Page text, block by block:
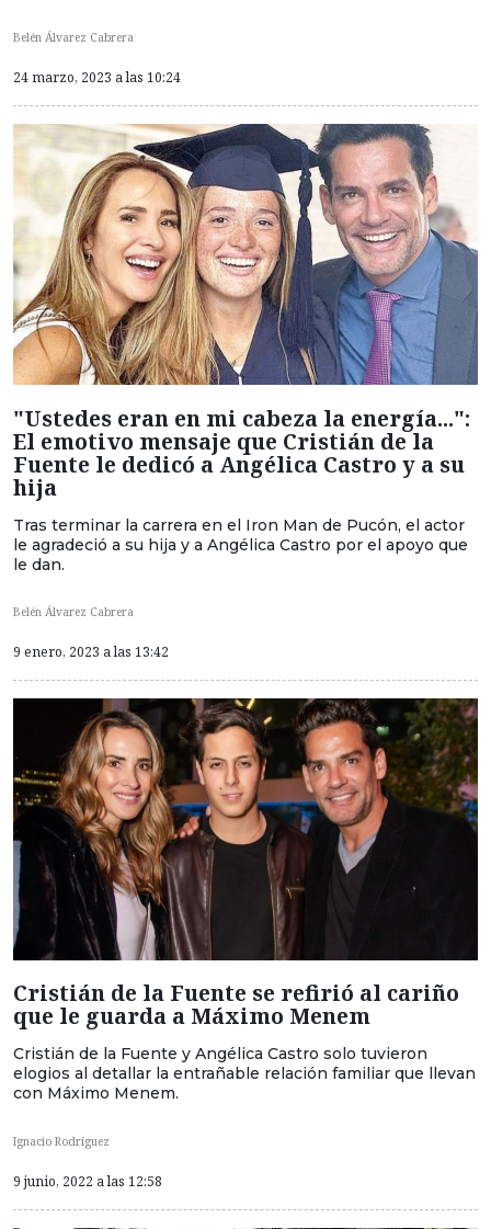
Belén Álvarez Cabrera
24 marzo, 2023 a las 10:24
"Ustedes eran en mi cabeza la energía...":
El emotivo mensaje que Cristián de la
Fuente le dedicó a Angélica Castro y a su
hija
Tras terminar la carrera en el Iron Man de Pucón, el actor
le agradeció a su hija y a Angélica Castro por el apoyo que
le dan.
Belén Álvarez Cabrera
9 enero, 2023 a las 13:42
Cristián de la Fuente se refirió al cariño
que le guarda a Máximo Menem
Cristián de la Fuente y Angélica Castro solo tuvieron
elogios al detallar la entrañable relación familiar que llevan
con Máximo Menem.
Ignacio Rodríguez
9 junio, 2022 a las 12:58